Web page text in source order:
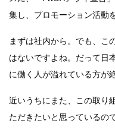
集し、プロモーション活動
まずは社内から。でも、こ
はないですよね。だって日
に働く人が溢れている方が
近いうちにまた、この取り
ただきたいと思っているの